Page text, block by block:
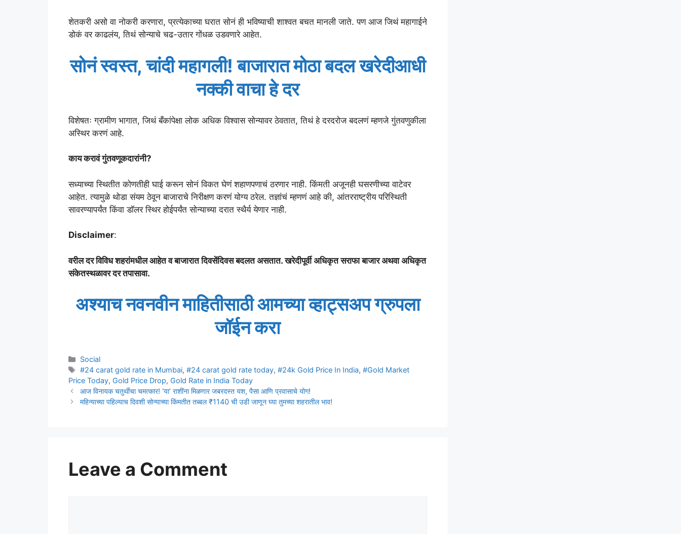
शेतकरी असो वा नोकरी करणारा, प्रत्येकाच्या घरात सोनं ही भविष्याची शाश्वत बचत मानली जाते. पण आज जिथं महागाईने
डोकं वर काढलंय, तिथं सोन्याचे चढ-उतार गोंधळ उडवणारे आहेत.
सोनं स्वस्त, चांदी महागली! बाजारात मोठा बदल खरेदीआधी
नक्की वाचा हे दर
विशेषतः ग्रामीण भागात, जिथं बँकांपेक्षा लोक अधिक विश्वास सोन्यावर ठेवतात, तिथं हे दरदरोज बदलणं म्हणजे गुंतवणुकीला
अस्थिर करणं आहे.
काय करावं गुंतवणूकदारांनी?
सध्याच्या स्थितीत कोणतीही घाई करून सोनं विकत घेणं शहाणपणाचं ठरणार नाही. किंमती अजूनही घसरणीच्या वाटेवर
आहेत. त्यामुळे थोडा संयम ठेवून बाजाराचे निरीक्षण करणं योग्य ठरेल. तज्ञांचं म्हणणं आहे की, आंतरराष्ट्रीय परिस्थिती
सावरण्यापर्यंत किंवा डॉलर स्थिर होईपर्यंत सोन्याच्या दरात स्थैर्य येणार नाही.
Disclaimer:
वरील दर विविध शहरांमधील आहेत व बाजारात दिवसेंदिवस बदलत असतात. खरेदीपूर्वी अधिकृत सराफा बाजार अथवा अधिकृत
संकेतस्थळावर दर तपासावा.
अश्याच नवनवीन माहितीसाठी आमच्या व्हाट्सअप ग्रुपला
जॉईन करा
Categories
Social
Tags
#24 carat gold rate in Mumbai, #24 carat gold rate today, #24k Gold Price In India, #Gold Market
Price Today, Gold Price Drop, Gold Rate in India Today
आज विनायक चतुर्थीचा चमत्कार! ‘या’ राशींना मिळणार जबरदस्त यश, पैसा आणि प्रवासाचे योग!
महिन्याच्या पहिल्याच दिवशी सोन्याच्या किंमतीत तब्बल ₹1140 ची उडी जाणून घ्या तुमच्या शहरातील भाव!
Leave a Comment